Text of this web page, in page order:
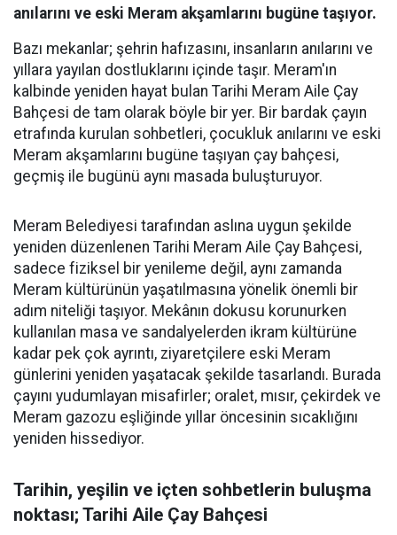
anılarını ve eski Meram akşamlarını bugüne taşıyor.
Bazı mekanlar; şehrin hafızasını, insanların anılarını ve
yıllara yayılan dostluklarını içinde taşır. Meram'ın
kalbinde yeniden hayat bulan Tarihi Meram Aile Çay
Bahçesi de tam olarak böyle bir yer. Bir bardak çayın
etrafında kurulan sohbetleri, çocukluk anılarını ve eski
Meram akşamlarını bugüne taşıyan çay bahçesi,
geçmiş ile bugünü aynı masada buluşturuyor.
Meram Belediyesi tarafından aslına uygun şekilde
yeniden düzenlenen Tarihi Meram Aile Çay Bahçesi,
sadece fiziksel bir yenileme değil, aynı zamanda
Meram kültürünün yaşatılmasına yönelik önemli bir
adım niteliği taşıyor. Mekânın dokusu korunurken
kullanılan masa ve sandalyelerden ikram kültürüne
kadar pek çok ayrıntı, ziyaretçilere eski Meram
günlerini yeniden yaşatacak şekilde tasarlandı. Burada
çayını yudumlayan misafirler; oralet, mısır, çekirdek ve
Meram gazozu eşliğinde yıllar öncesinin sıcaklığını
yeniden hissediyor.
Tarihin, yeşilin ve içten sohbetlerin buluşma
noktası; Tarihi Aile Çay Bahçesi